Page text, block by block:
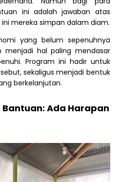
ini adalah jawaban atas
mereka simpan dalam diam.
yang belum sepenuhnya
menjadi hal paling mendasar
Program ini hadir untuk
sekaligus menjadi bentuk
berkelanjutan.
Ada Harapan